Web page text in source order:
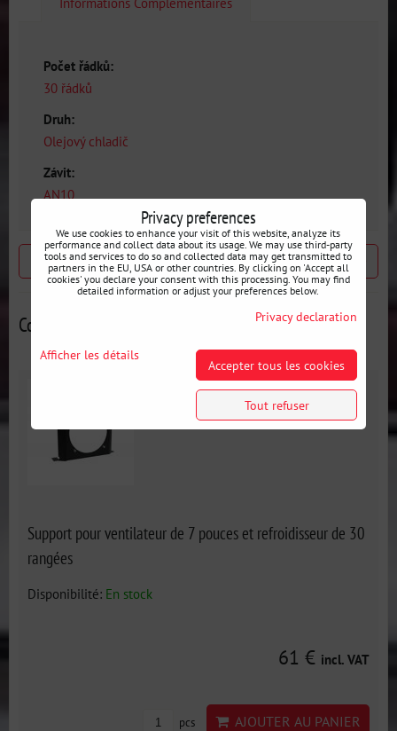
Počet řádků:
30 řádků
Druh:
Olejový chladič
Závit:
AN10
Produit précédent Produit suivant
Contributions alternatives
Support pour ventilateur de 7 pouces et refroidisseur de 30
rangées
Disponibilité: En stock
61 € incl. VAT
pcs AJOUTER AU PANIER
Privacy preferences
We use cookies to enhance your visit of this website, analyze its
performance and collect data about its usage. We may use third-party
tools and services to do so and collected data may get transmitted to
partners in the EU, USA or other countries. By clicking on 'Accept all
cookies' you declare your consent with this processing. You may find
detailed information or adjust your preferences below.
Privacy declaration
Afficher les détails
Accepter tous les cookies
Tout refuser